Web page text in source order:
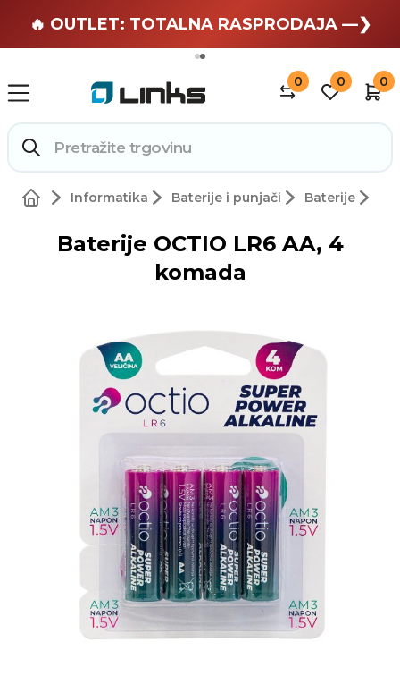
🏄 Zaslužuješ odmor —❯
🔥 OUTLET: TOTALNA RASPRODAJA —❯
0 0 0
Informatika Baterije i punjači Baterije
Baterije OCTIO LR6 AA, 4
komada